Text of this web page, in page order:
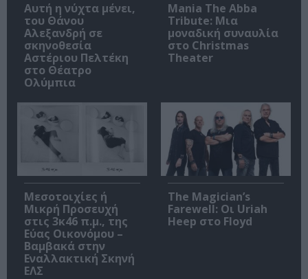
Αυτή η νύχτα μένει,
του Θάνου
Αλεξανδρή σε
σκηνοθεσία
Αστέριου Πελτέκη
στο Θέατρο
Ολύμπια
Mania The Abba
Tribute: Μια
μοναδική συναυλία
στο Christmas
Theater
Μεσοτοιχίες ή
Μικρή Προσευχή
στις 3κ46 π.μ., της
Εύας Οικονόμου –
Βαμβακά στην
Εναλλακτική Σκηνή
ΕΛΣ
The Magician’s
Farewell: Οι Uriah
Heep στο Floyd